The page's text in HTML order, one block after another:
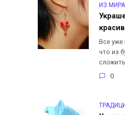
ИЗ
Все уже
что из
сложить
0